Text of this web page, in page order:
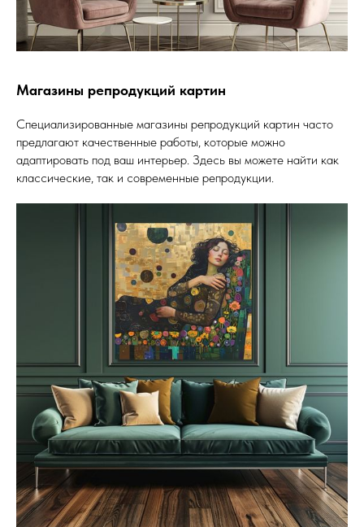
Магазины репродукций картин
Специализированные магазины репродукций картин часто
предлагают качественные работы, которые можно
адаптировать под ваш интерьер. Здесь вы можете найти как
классические, так и современные репродукции.